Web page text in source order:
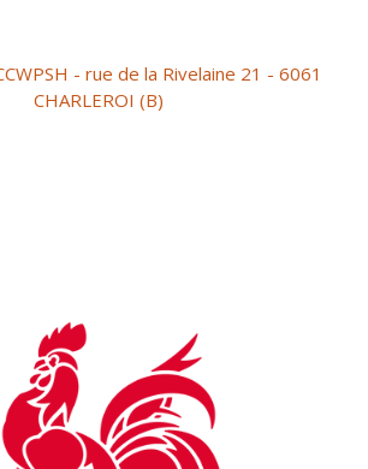
- rue de la Rivelaine 21 - 6061
CHARLEROI (B)